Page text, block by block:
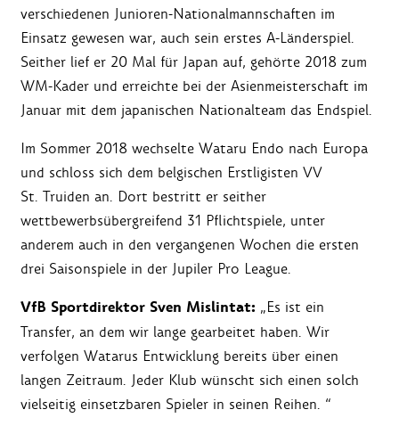
verschiedenen Junioren-Nationalmannschaften im
Einsatz gewesen war, auch sein erstes A-Länderspiel.
Seither lief er 20 Mal für Japan auf, gehörte 2018 zum
WM-Kader und erreichte bei der Asienmeisterschaft im
Januar mit dem japanischen Nationalteam das Endspiel.
Im Sommer 2018 wechselte Wataru Endo nach Europa
und schloss sich dem belgischen Erstligisten VV
St. Truiden an. Dort bestritt er seither
wettbewerbsübergreifend 31 Pflichtspiele, unter
anderem auch in den vergangenen Wochen die ersten
drei Saisonspiele in der Jupiler Pro League.
VfB Sportdirektor Sven Mislintat: „Es ist ein
Transfer, an dem wir lange gearbeitet haben. Wir
verfolgen Watarus Entwicklung bereits über einen
langen Zeitraum. Jeder Klub wünscht sich einen solch
vielseitig einsetzbaren Spieler in seinen Reihen. “